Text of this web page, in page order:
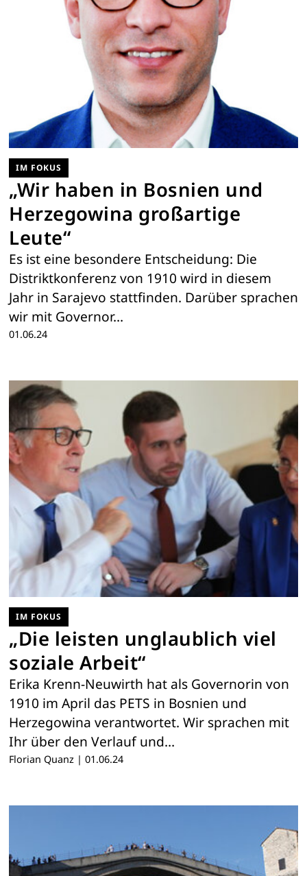
IM FOKUS
„Wir haben in Bosnien und
Herzegowina großartige
Leute“
Es ist eine besondere Entscheidung: Die
Distriktkonferenz von 1910 wird in diesem
Jahr in Sarajevo stattfinden. Darüber sprachen
wir mit Governor…
01.06.24
IM FOKUS
„Die leisten unglaublich viel
soziale Arbeit“
Erika Krenn-Neuwirth hat als Governorin von
1910 im April das PETS in Bosnien und
Herzegowina verantwortet. Wir sprachen mit
Ihr über den Verlauf und…
Florian Quanz | 01.06.24